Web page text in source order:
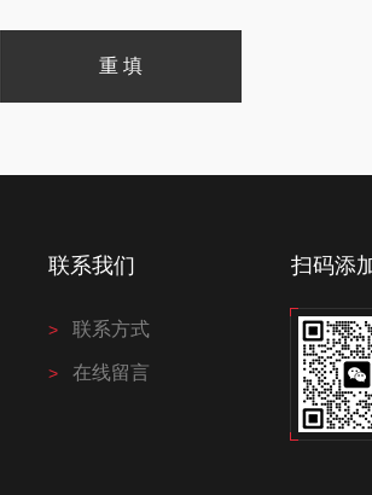
联系我们
联系方式
在线留言
扫码添